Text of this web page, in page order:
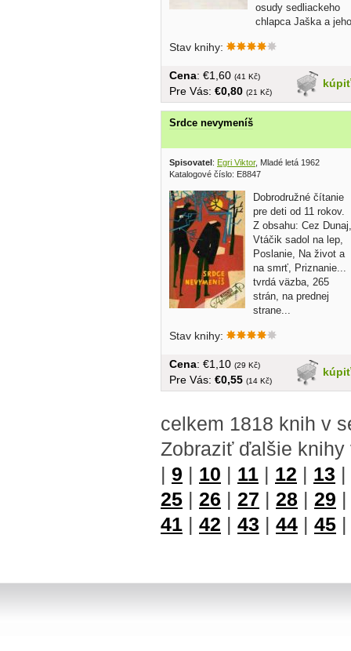
osudy sedliackeho
chlapca Jaška a jeho
Stav knihy:
kúpiť
Cena: €1,60 (41 Kč)
Pre Vás: €0,80 (21 Kč)
Srdce nevymeníš
Spisovatel : Egri Viktor, Mladé letá 1962
Katalogové číslo: E8847
Dobrodružné čítanie
pre deti od 11 rokov.
Z obsahu: Cez Dunaj,
Vtáčik sadol na lep,
Poslanie, Na život a
na smrť, Priznanie...
tvrdá väzba, 265
strán, na prednej
strane...
Stav knihy:
kúpiť
Cena: €1,10 (29 Kč)
Pre Vás: €0,55 (14 Kč)
celkem 1818 knih v
Zobraziť ďalšie
| 9 | 10 | 11 | 12 | 13 |
25 | 26 | 27 | 28 | 29
41 | 42 | 43 | 44 | 45